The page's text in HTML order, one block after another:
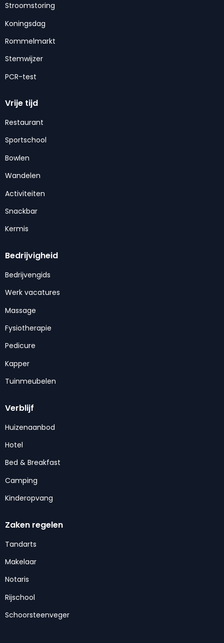
Stroomstoring
Koningsdag
Rommelmarkt
Stemwijzer
PCR-test
Vrije tijd
Restaurant
Sportschool
Bowlen
Wandelen
Activiteiten
Snackbar
Kermis
Bedrijvigheid
Bedrijvengids
Werk vacatures
Massage
Fysiotherapie
Pedicure
Kapper
Tuinmeubelen
Verblijf
Huizenaanbod
Hotel
Bed & Breakfast
Camping
Kinderopvang
Zaken regelen
Tandarts
Makelaar
Notaris
Rijschool
Schoorsteenveger